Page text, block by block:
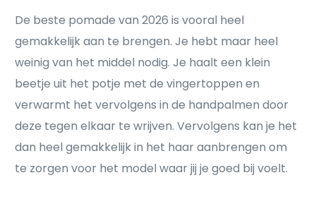
De beste pomade van 2026 is vooral heel
gemakkelijk aan te brengen. Je hebt maar heel
weinig van het middel nodig. Je haalt een klein
beetje uit het potje met de vingertoppen en
verwarmt het vervolgens in de handpalmen door
deze tegen elkaar te wrijven. Vervolgens kan je het
dan heel gemakkelijk in het haar aanbrengen om
te zorgen voor het model waar jij je goed bij voelt.